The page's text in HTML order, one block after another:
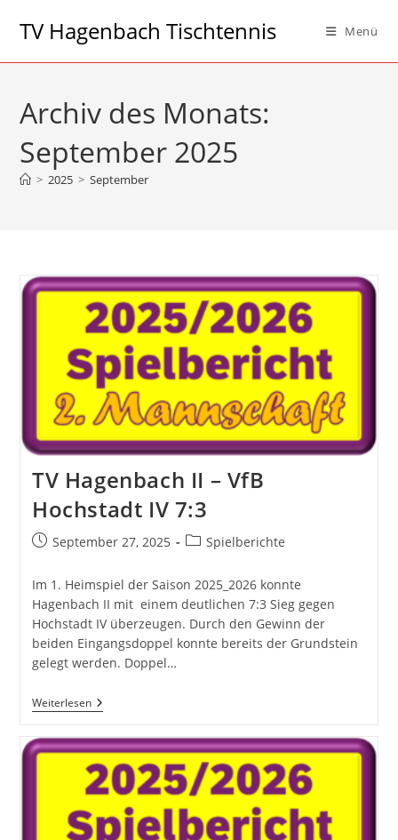
InhaltTV Hagenbach Tischtennis Menü
Archiv des Monats:
September 2025
> 2025 > September
TV Hagenbach II – VfB
Hochstadt IV 7:3
BeitragSeptember 27, 2025
Beitrags-
Spielberichte
Im 1. Heimspiel der Saison 2025_2026 konnte
Hagenbach II mit einem deutlichen 7:3 Sieg gegen
Hochstadt IV überzeugen. Durch den Gewinn der
beiden Eingangsdoppel konnte bereits der Grundstein
gelegt werden. Doppel…
WeiterlesenTV
Hagenbach
–
VfB
Hochstadt
IV